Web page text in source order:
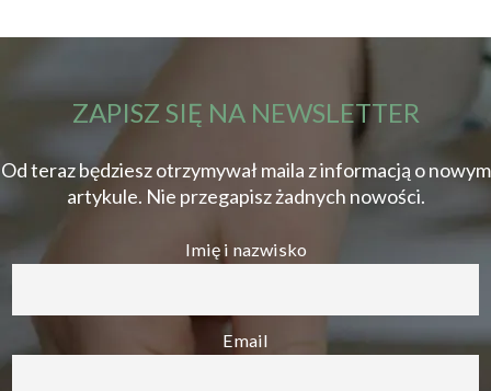
ZAPISZ SIĘ NA NEWSLETTER
Od teraz będziesz otrzymywał maila z informacją o nowym
artykule. Nie przegapisz żadnych nowości.
Imię i nazwisko
Email